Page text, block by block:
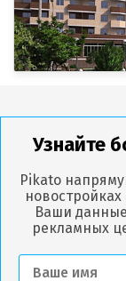
Узнайте
Pikato
Ваши
рекламных